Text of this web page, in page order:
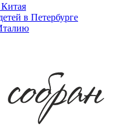
в Петербурге